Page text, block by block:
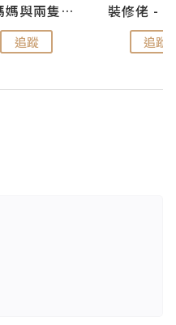
儍媽媽與兩隻小魔怪之家
追蹤 追蹤